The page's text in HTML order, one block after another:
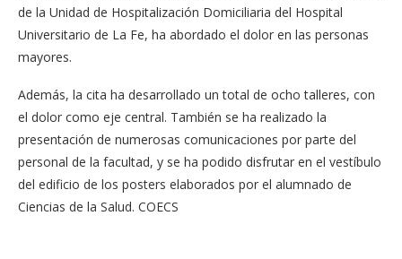
de la Unidad de Hospitalización Domiciliaria del Hospital
Universitario de La Fe, ha abordado el dolor en las personas
mayores.
Además, la cita ha desarrollado un total de ocho talleres, con
el dolor como eje central. También se ha realizado la
presentación de numerosas comunicaciones por parte del
personal de la facultad, y se ha podido disfrutar en el vestíbulo
del edificio de los posters elaborados por el alumnado de
Ciencias de la Salud. COECS